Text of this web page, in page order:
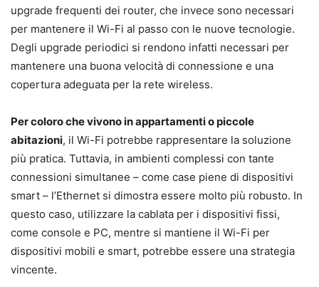
upgrade frequenti dei router, che invece sono necessari
per mantenere il Wi-Fi al passo con le nuove tecnologie.
Degli upgrade periodici si rendono infatti necessari per
mantenere una buona velocità di connessione e una
copertura adeguata per la rete wireless.
Per coloro che vivono in appartamenti o piccole
abitazioni, il Wi-Fi potrebbe rappresentare la soluzione
più pratica. Tuttavia, in ambienti complessi con tante
connessioni simultanee – come case piene di dispositivi
smart – l’Ethernet si dimostra essere molto più robusto. In
questo caso, utilizzare la cablata per i dispositivi fissi,
come console e PC, mentre si mantiene il Wi-Fi per
dispositivi mobili e smart, potrebbe essere una strategia
vincente.